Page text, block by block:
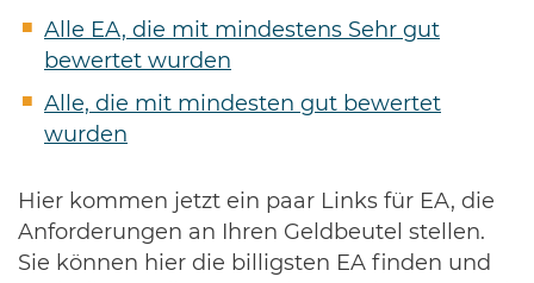
Alle EA, die mit mindestens Sehr gut
bewertet wurden
Alle, die mit mindesten gut bewertet
wurden
Hier kommen jetzt ein paar Links für EA, die
Anforderungen an Ihren Geldbeutel stellen.
Sie können hier die billigsten EA finden und